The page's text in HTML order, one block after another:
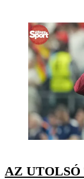
AZ UTOLSÓ